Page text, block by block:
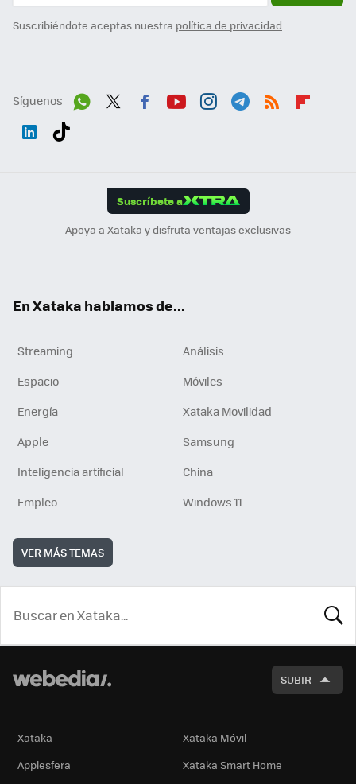
Suscribiéndote aceptas nuestra política de privacidad
Síguenos
Suscríbete a
Apoya a Xataka y disfruta ventajas exclusivas
En Xataka hablamos de...
Streaming
Análisis
Espacio
Móviles
Energía
Xataka Movilidad
Apple
Samsung
Inteligencia artificial
China
Empleo
Windows 11
VER MÁS TEMAS
SUBIR
Xataka
Xataka Móvil
Applesfera
Xataka Smart Home